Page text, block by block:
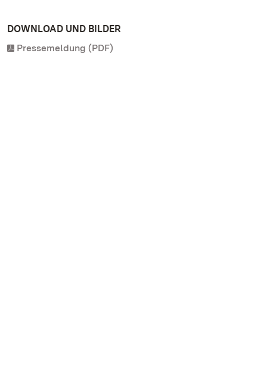
DOWNLOAD UND BILDER
Pressemeldung (PDF)